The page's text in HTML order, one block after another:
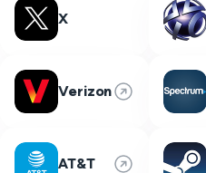
X
Verizon
AT&T